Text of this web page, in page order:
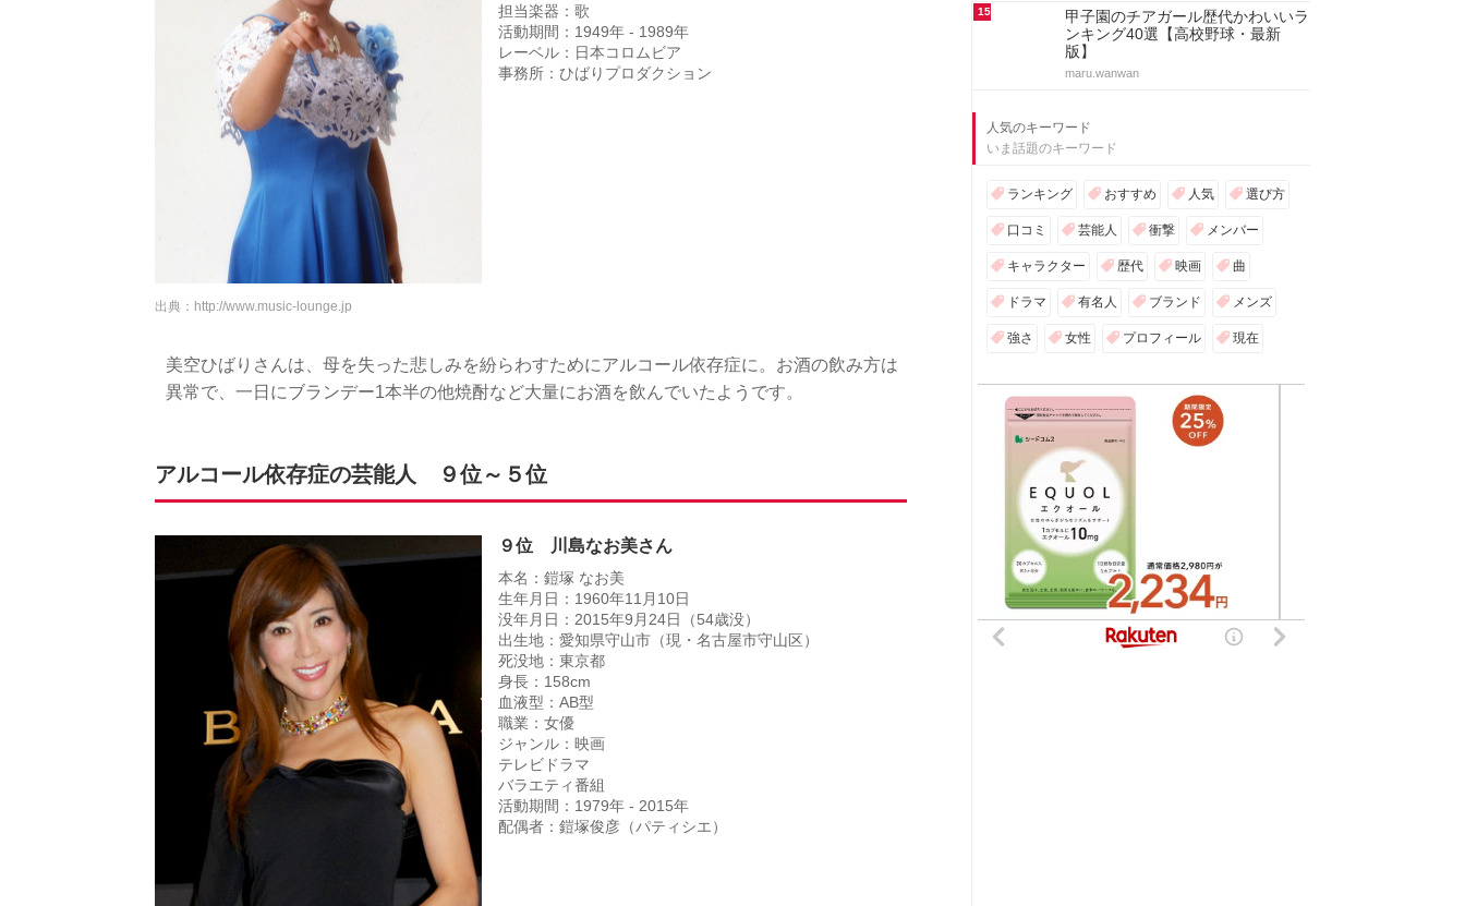
担当楽器：歌
活動期間：1949年 - 1989年
レーベル：日本コロムビア
事務所：ひばりプロダクション
出典： http://www.music-lounge.jp
美空ひばりさんは、母を失った悲しみを紛らわすためにアルコール依存症に。お酒の飲み方は
異常で、一日にブランデー1本半の他焼酎など大量にお酒を飲んでいたようです。
アルコール依存症の芸能人 ９位～５位
９位 川島なお美さん
本名：鎧塚 なお美
生年月日：1960年11月10日
没年月日：2015年9月24日（54歳没）
出生地：愛知県守山市（現・名古屋市守山区）
死没地：東京都
身長：158cm
血液型：AB型
職業：女優
ジャンル：映画
テレビドラマ
バラエティ番組
活動期間：1979年 ‐ 2015年
配偶者：鎧塚俊彦（パティシエ）
15
甲子園のチアガール歴代かわいいラ
ンキング40選【高校野球・最新
版】
maru.wanwan
人気のキーワード
いま話題のキーワード
ランキング おすすめ 人気 選び方
口コミ 芸能人 衝撃 メンバー
キャラクター 歴代 映画 曲
ドラマ 有名人 ブランド メンズ
強さ 女性 プロフィール 現在